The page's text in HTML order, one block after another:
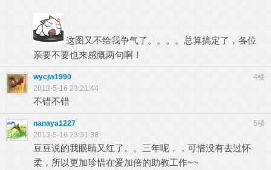
这图又不给我争气了。。。。总算搞定了，各位
亲要不要也来感慨两句啊！
4楼
wycjw1990
2013-5-16 23:21:44
不错不错
5楼
nanaya1227
2013-5-16 23:31:38
豆豆说的我眼睛又红了。。三年呢，，可惜没有去过怀
柔，所以更加珍惜在爱加倍的助教工作~~